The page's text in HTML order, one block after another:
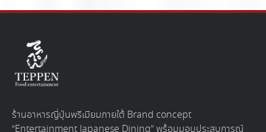
ร้านอาหารญี่ปุ่นพรีเมียมภายใต้ Brand concept